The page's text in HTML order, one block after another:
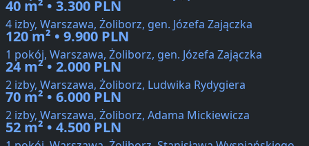
40 m² • 3.300 PLN
4 izby, Warszawa, Żoliborz, gen. Józefa Zajączka
120 m² • 9.900 PLN
1 pokój, Warszawa, Żoliborz, gen. Józefa Zajączka
24 m² • 2.000 PLN
2 izby, Warszawa, Żoliborz, Ludwika Rydygiera
70 m² • 6.000 PLN
2 izby, Warszawa, Żoliborz, Adama Mickiewicza
52 m² • 4.500 PLN